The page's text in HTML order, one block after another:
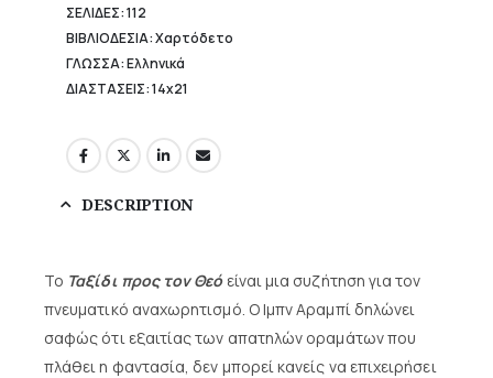
ΣΕΛΙΔΕΣ: 112
ΒΙΒΛΙΟΔΕΣΙΑ: Χαρτόδετο
ΓΛΩΣΣΑ: Ελληνικά
ΔΙΑΣΤΑΣΕΙΣ: 14x21
DESCRIPTION
Το Ταξίδι προς τον Θεόείναι μια συζήτηση για τον
πνευματικό αναχωρητισμό. Ο Ιμπν Αραμπί δηλώνει
σαφώς ότι εξαιτίας των απατηλών οραμάτων που
πλάθει η φαντασία, δεν μπορεί κανείς να επιχειρήσει